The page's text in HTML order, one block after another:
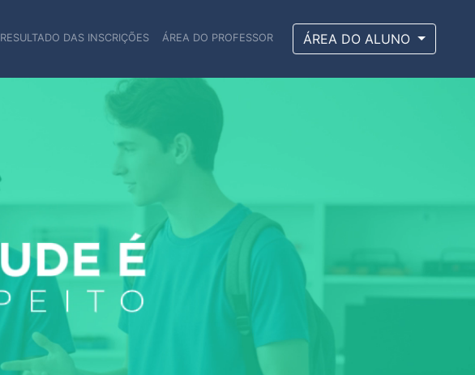
RESULTADO DAS INSCRIÇÕES ÁREA DO PROFESSOR ÁREA DO ALUNO